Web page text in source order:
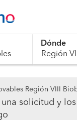
Dónde
Región VIII
una solicitud y